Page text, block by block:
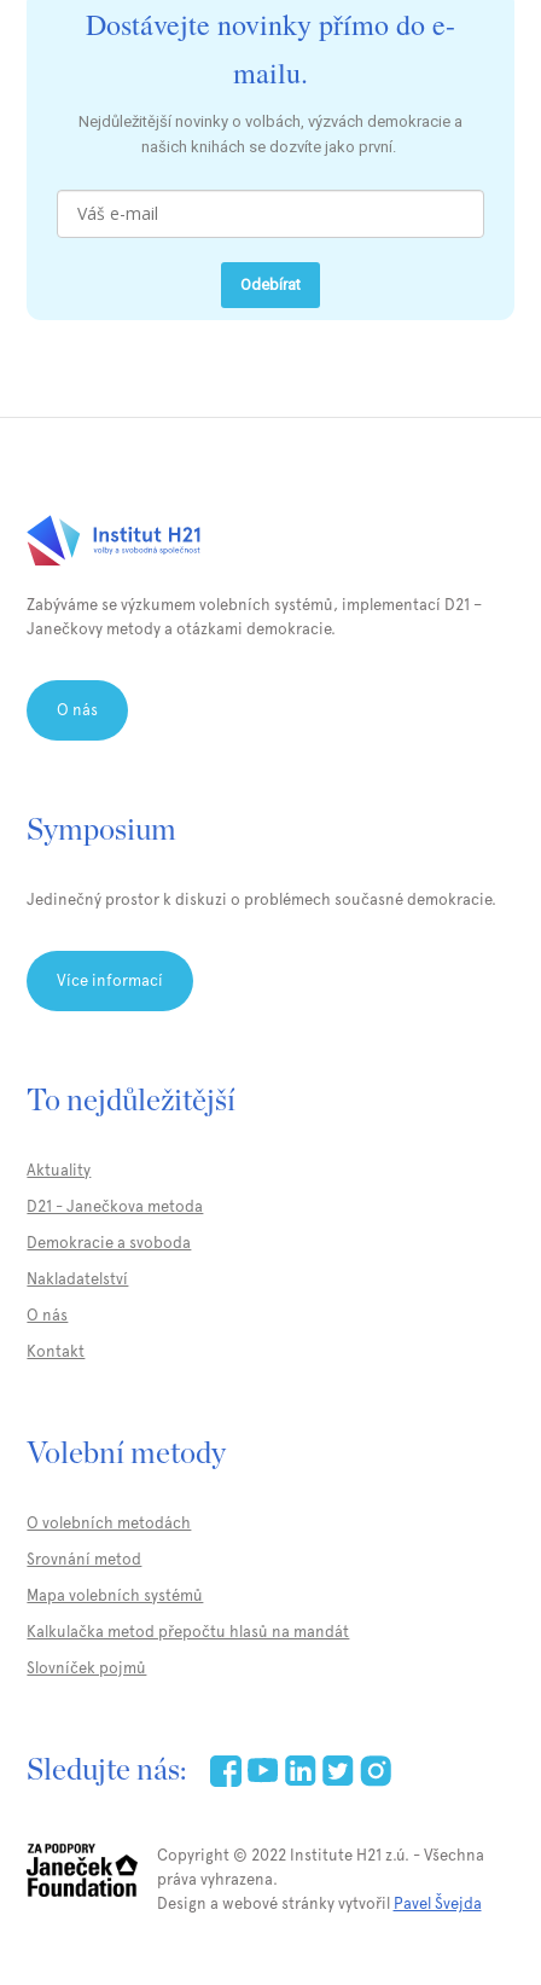
Dostávejte novinky přímo do e-
mailu.
Nejdůležitější novinky o volbách, výzvách demokracie a
našich knihách se dozvíte jako první.
Odebírat
Zabýváme se výzkumem volebních systémů, implementací D21 –
Janečkovy metody a otázkami demokracie.⁠
O nás
Symposium
Jedinečný prostor k diskuzi o problémech současné demokracie.
Více informací
To nejdůležitější
Aktuality
D21 - Janečkova metoda
Demokracie a svoboda
Nakladatelství
O nás
Kontakt
Volební metody
O volebních metodách
Srovnání metod
Mapa volebních systémů
Kalkulačka metod přepočtu hlasů na mandát
Slovníček pojmů
Sledujte nás:
Copyright © 2022 Institute H21 z.ú. - Všechna
práva vyhrazena.
Design a webové stránky vytvořil Pavel Švejda